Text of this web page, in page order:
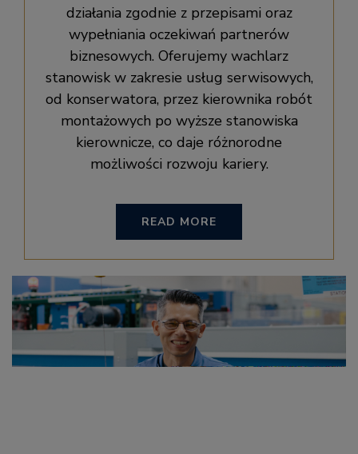
działania zgodnie z przepisami oraz
wypełniania oczekiwań partnerów
biznesowych. Oferujemy wachlarz
stanowisk w zakresie usług serwisowych,
od konserwatora, przez kierownika robót
montażowych po wyższe stanowiska
kierownicze, co daje różnorodne
możliwości rozwoju kariery.
READ MORE